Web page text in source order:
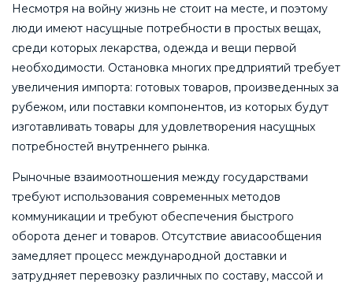
Несмотря на войну жизнь не стоит на месте, и поэтому
люди имеют насущные потребности в простых вещах,
среди которых лекарства, одежда и вещи первой
необходимости. Остановка многих предприятий требует
увеличения импорта: готовых товаров, произведенных за
рубежом, или поставки компонентов, из которых будут
изготавливать товары для удовлетворения насущных
потребностей внутреннего рынка.
Рыночные взаимоотношения между государствами
требуют использования современных методов
коммуникации и требуют обеспечения быстрого
оборота денег и товаров. Отсутствие авиасообщения
замедляет процесс международной доставки и
затрудняет перевозку различных по составу, массой и